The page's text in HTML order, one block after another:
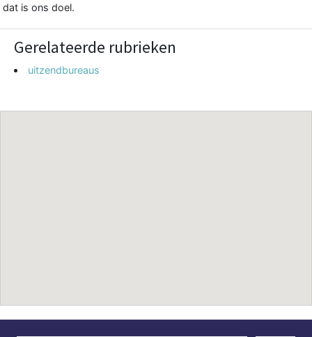
dat is ons doel.
Gerelateerde rubrieken
uitzendbureaus